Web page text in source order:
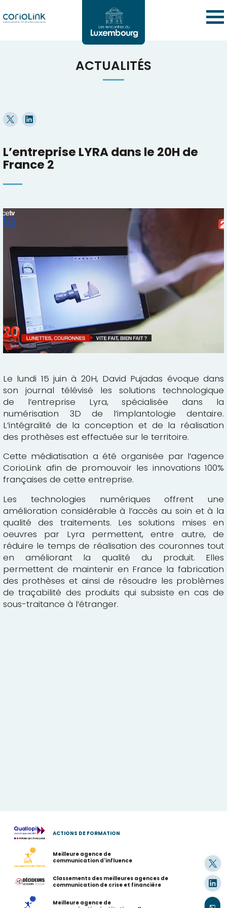
ACTUALITÉS
L’entreprise LYRA dans le 20H de
France 2
Le lundi 15 juin à 20H, David Pujadas évoque dans
son journal télévisé les solutions technologique
de l’entreprise Lyra, spécialisée dans la
numérisation 3D de l’implantologie dentaire.
L’intégralité de la conception et de la réalisation
des prothèses est effectuée sur le territoire.
Cette médiatisation a été organisée par l’agence
CorioLink afin de promouvoir les innovations 100%
françaises de cette entreprise.
Les technologies numériques offrent une
amélioration considérable à l’accès au soin et à la
qualité des traitements. Les solutions mises en
oeuvres par Lyra permettent, entre autre, de
réduire le temps de réalisation des couronnes tout
en améliorant la qualité du produit. Elles
permettent de maintenir en France la fabrication
des prothèses et ainsi de résoudre les problèmes
de traçabilité des produits qui subsiste en cas de
sous-traitance à l’étranger.
ACTIONS DE FORMATION
Meilleure agence de
communication d'influence
Classements des meilleures agences de
communication de crise et financière
Meilleure agence de